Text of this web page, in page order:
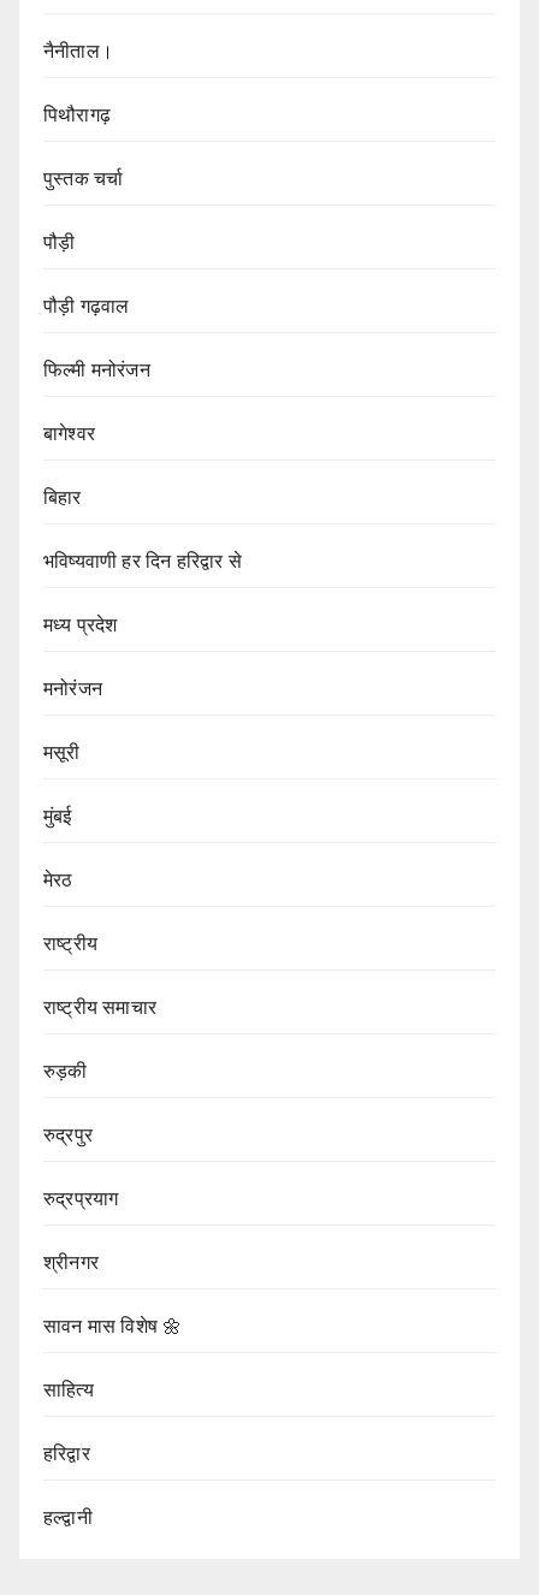
नैनीताल।
पिथौरागढ़
पुस्तक चर्चा
पौड़ी
पौड़ी गढ़वाल
फिल्मी मनोरंजन
बागेश्वर
बिहार
भविष्यवाणी हर दिन हरिद्वार से
मध्य प्रदेश
मनोरंजन
मसूरी
मुंबई
मेरठ
राष्ट्रीय
राष्ट्रीय समाचार
रुड़की
रुद्रपुर
रुद्रप्रयाग
श्रीनगर
सावन मास विशेष 🌼
साहित्य
हरिद्वार
हल्द्वानी